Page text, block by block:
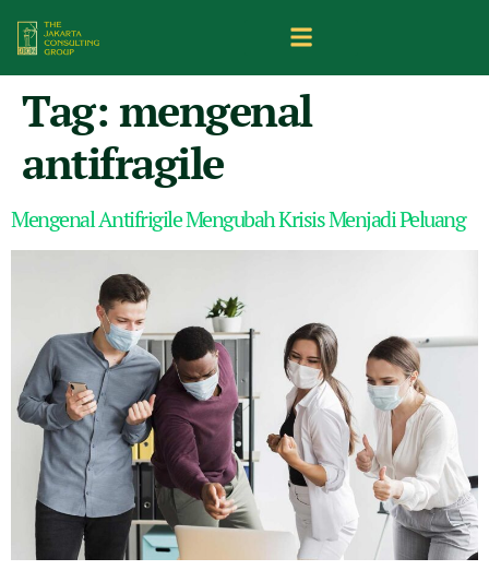
Tag: mengenal
antifragile
Mengenal Antifrigile Mengubah Krisis Menjadi Peluang